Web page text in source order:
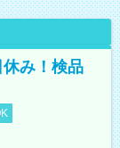
み！検品